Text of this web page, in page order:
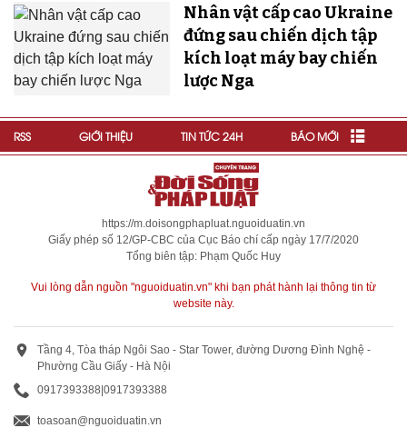
Nhân vật cấp cao Ukraine
đứng sau chiến dịch tập
kích loạt máy bay chiến
lược Nga
RSS GIỚI THIỆU TIN TỨC 24H BÁO MỚI
https://m.doisongphapluat.nguoiduatin.vn
Giấy phép số 12/GP-CBC của Cục Báo chí cấp ngày 17/7/2020
Tổng biên tập: Phạm Quốc Huy
Vui lòng dẫn nguồn "nguoiduatin.vn" khi bạn phát hành lại thông tin từ
website này.
Tầng 4, Tòa tháp Ngôi Sao - Star Tower, đường Dương Đình Nghệ -
Phường Cầu Giấy - Hà Nội
0917393388|0917393388
toasoan@nguoiduatin.vn